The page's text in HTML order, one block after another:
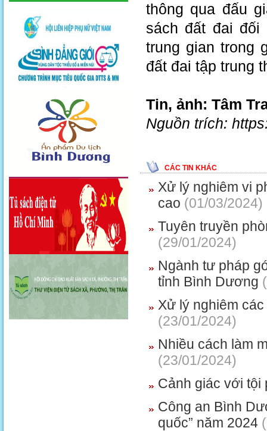
thông qua đấu
sách đất đai
trung gian trong
đất đai tập trung
Tin, ảnh: Tâm
Nguồn trích:
CÁC TIN KHÁC
Xử lý nghiêm vi
cao (01/03/2024)
Tuyên truyền
(29/01/2024)
Ngành tư pháp
tỉnh Bình Dương
Xử lý nghiêm
(23/01/2024)
Nhiều cách làm
(23/01/2024)
Cảnh giác với tội
Công an Bình
quốc” năm 2024